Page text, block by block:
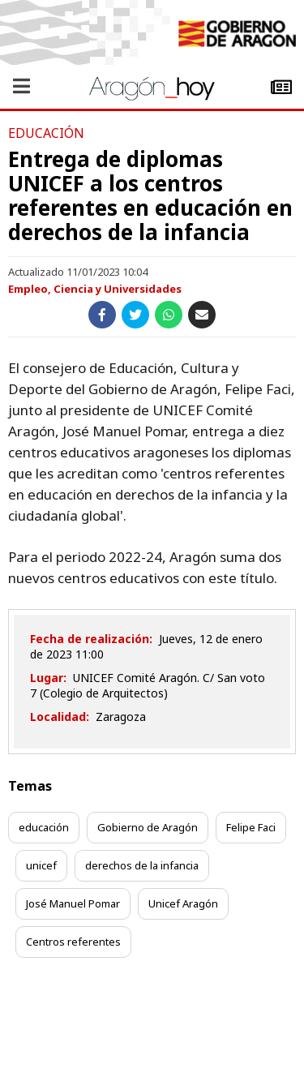
EDUCACIÓN
Entrega de diplomas
UNICEF a los centros
referentes en educación en
derechos de la infancia
Actualizado 11/01/2023 10:04
Empleo, Ciencia y Universidades
El consejero de Educación, Cultura y
Deporte del Gobierno de Aragón, Felipe Faci,
junto al presidente de UNICEF Comité
Aragón, José Manuel Pomar, entrega a diez
centros educativos aragoneses los diplomas
que les acreditan como 'centros referentes
en educación en derechos de la infancia y la
ciudadanía global'.
Para el periodo 2022-24, Aragón suma dos
nuevos centros educativos con este título.
Fecha de realización: jueves, 12 de enero
de 2023 11:00
Lugar: UNICEF Comité Aragón. C/ San voto
7 (Colegio de Arquitectos)
Localidad: Zaragoza
Temas
educación Gobierno de Aragón Felipe Faci
unicef derechos de la infancia
José Manuel Pomar Unicef Aragón
Centros referentes